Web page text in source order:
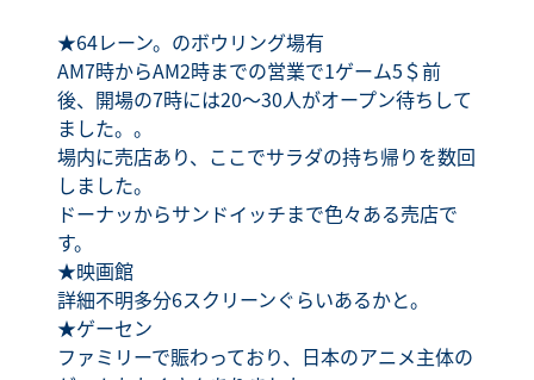
★64レーン。のボウリング場有
AM7時からAM2時までの営業で1ゲーム5＄前
後、開場の7時には20～30人がオープン待ちして
ました。。
場内に売店あり、ここでサラダの持ち帰りを数回
しました。
ドーナッからサンドイッチまで色々ある売店で
す。
★映画館
詳細不明多分6スクリーンぐらいあるかと。
★ゲーセン
ファミリーで賑わっており、日本のアニメ主体の